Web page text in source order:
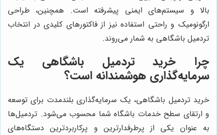
بالا و سیستم‌های ایمنی پیشرفته است. همچنین، طراحی
ارگونومیک و راحتی استفاده نیز از فاکتورهای کلیدی در انتخاب
تردمیل باشگاهی به شمار می‌روند.
چرا خرید تردمیل باشگاهی یک
سرمایه‌گذاری هوشمندانه است؟
خرید تردمیل باشگاهی، یک سرمایه‌گذاری بلندمدت برای توسعه
و ارتقای سطح خدمات باشگاه شما محسوب می‌شود. تردمیل‌ها
به عنوان یکی از پرطرفدارترین و پرکاربردترین دستگاه‌های